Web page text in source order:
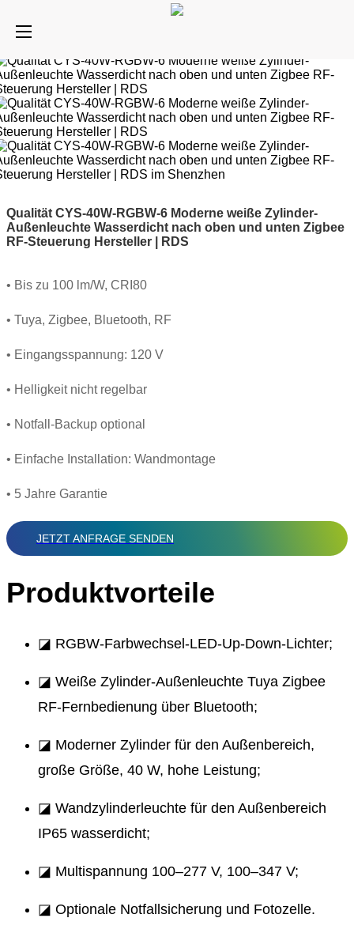
Qualität CYS-40W-RGBW-6 Moderne weiße Zylinder-
Außenleuchte Wasserdicht nach oben und unten Zigbee
RF-Steuerung Hersteller | RDS
• Bis zu 100 lm/W, CRI80
• Tuya, Zigbee, Bluetooth, RF
• Eingangsspannung: 120 V
• Helligkeit nicht regelbar
• Notfall-Backup optional
• Einfache Installation: Wandmontage
• 5 Jahre Garantie
JETZT ANFRAGE SENDEN
Produktvorteile
◪ RGBW-Farbwechsel-LED-Up-Down-Lichter;
◪ Weiße Zylinder-Außenleuchte Tuya Zigbee
RF-Fernbedienung über Bluetooth;
◪ Moderner Zylinder für den Außenbereich,
große Größe, 40 W, hohe Leistung;
◪ Wandzylinderleuchte für den Außenbereich
IP65 wasserdicht;
◪ Multispannung 100–277 V, 100–347 V;
◪ Optionale Notfallsicherung und Fotozelle.